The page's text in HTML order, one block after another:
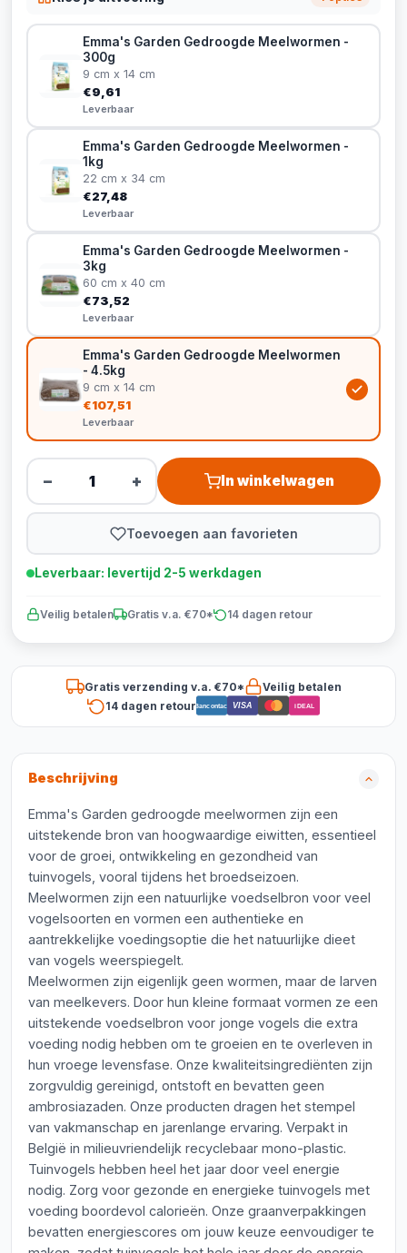
Emma's Garden Gedroogde Meelwormen -
300g
9 cm x 14 cm
€9,61
Leverbaar
Emma's Garden Gedroogde Meelwormen -
1kg
22 cm x 34 cm
€27,48
Leverbaar
Emma's Garden Gedroogde Meelwormen -
3kg
60 cm x 40 cm
€73,52
Leverbaar
Emma's Garden Gedroogde Meelwormen
- 4.5kg
9 cm x 14 cm
€107,51
Leverbaar
− + In winkelwagen
Toevoegen aan favorieten
Leverbaar: levertijd 2-5 werkdagen
Veilig betalen Gratis v.a. €70* 14 dagen retour
Gratis verzending v.a. €70*
Veilig betalen
14 dagen retourBancontact VISA iDEAL
Beschrijving
Emma's Garden gedroogde meelwormen zijn een
uitstekende bron van hoogwaardige eiwitten, essentieel
voor de groei, ontwikkeling en gezondheid van
tuinvogels, vooral tijdens het broedseizoen.
Meelwormen zijn een natuurlijke voedselbron voor veel
vogelsoorten en vormen een authentieke en
aantrekkelijke voedingsoptie die het natuurlijke dieet
van vogels weerspiegelt.
Meelwormen zijn eigenlijk geen wormen, maar de larven
van meelkevers. Door hun kleine formaat vormen ze een
uitstekende voedselbron voor jonge vogels die extra
voeding nodig hebben om te groeien en te overleven in
hun vroege levensfase. Onze kwaliteitsingrediënten zijn
zorgvuldig gereinigd, ontstoft en bevatten geen
ambrosiazaden. Onze producten dragen het stempel
van vakmanschap en jarenlange ervaring. Verpakt in
België in milieuvriendelijk recyclebaar mono-plastic.
Tuinvogels hebben heel het jaar door veel energie
nodig. Zorg voor gezonde en energieke tuinvogels met
voeding boordevol calorieën. Onze graanverpakkingen
bevatten energiescores om jouw keuze eenvoudiger te